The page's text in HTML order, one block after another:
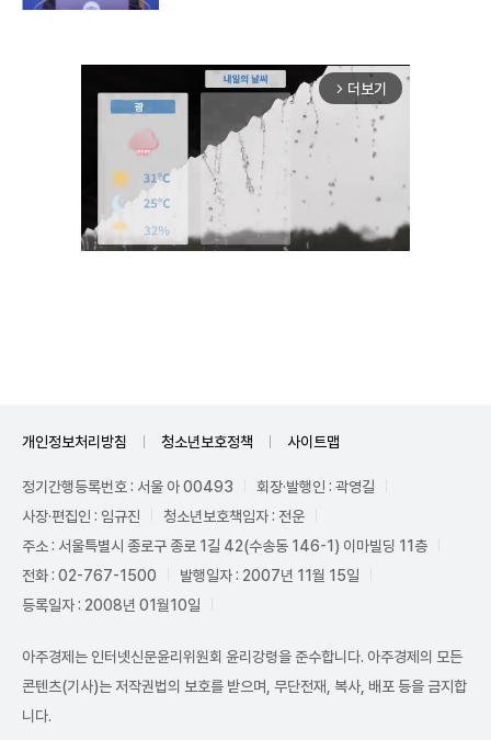
arrow_forward_ios 더보기
개인정보처리방침 청소년보호정책 사이트맵
정기간행등록번호 : 서울 아 00493
회장·발행인 : 곽영길
사장·편집인 : 임규진
청소년보호책임자 : 전운
주소 : 서울특별시 종로구 종로 1길 42(수송동 146-1) 이마빌딩 11층
전화 : 02-767-1500
발행일자 : 2007년 11월 15일
등록일자 : 2008년 01월10일
아주경제는 인터넷신문윤리위원회 윤리강령을 준수합니다. 아주경제의 모든
콘텐츠(기사)는 저작권법의 보호를 받으며, 무단전재, 복사, 배포 등을 금지합
니다.